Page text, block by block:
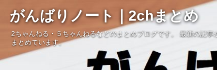
がんばりノート｜2chまとめ
2ちゃんねる・５ちゃんねるなどのまとめブログです。 最新の記事
まとめています。